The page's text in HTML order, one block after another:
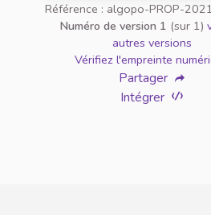
Référence : algopo-PROP-
Numéro de version 1 (sur 1)
autres versions
Vérifiez l'empreinte
Partager
Intégrer